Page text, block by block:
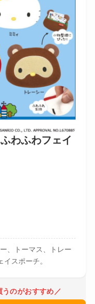
わふわフェイ
、トーマス、トレー
スポーチ。
うのがおすすめ／